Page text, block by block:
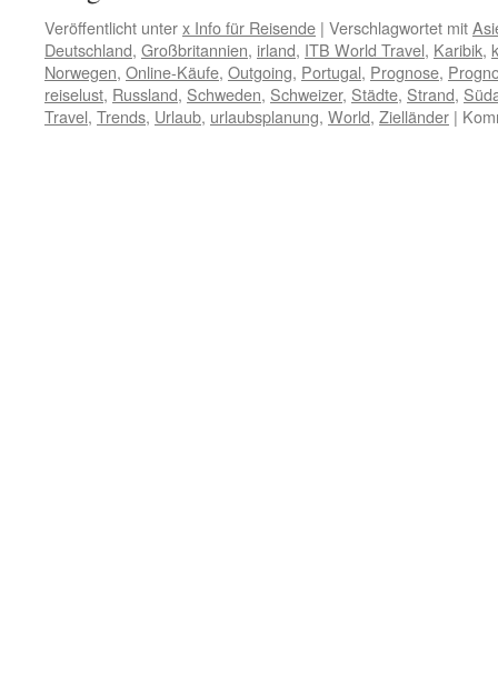
Veröffentlicht unterx Info für Reisende | Verschlagwortet mit
Deutschland, Großbritannien, irland, ITB World Travel, Karibik,
Norwegen, Online-Käufe, Outgoing, Portugal, Prognose,
reiselust, Russland, Schweden, Schweizer, Städte, Strand,
Travel, Trends, Urlaub, urlaubsplanung, World, Zielländer |